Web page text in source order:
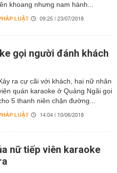
khoang nhưng nam hành...
LUẬT 09:25 | 23/07/2018
gọi người đánh khách
ra cự cãi với khách, hai nữ nhân
quán karaoke ở Quảng Ngãi gọi
5 thanh niên chặn đường...
LUẬT 14:04 | 10/06/2018
nữ tiếp viên karaoke